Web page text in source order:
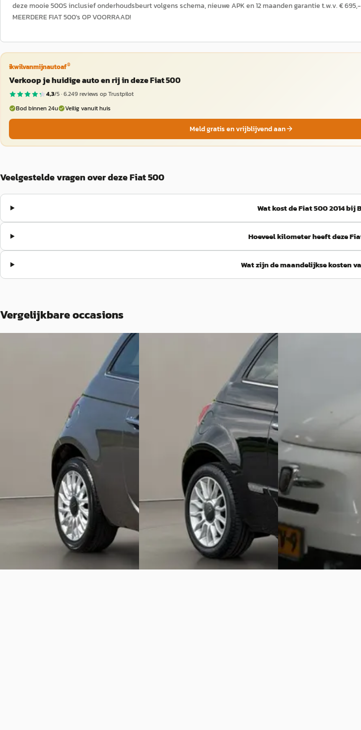
deze mooie 500S inclusief onderhoudsbeurt volgens schema, nieuwe APK en 12 maanden garantie t.w.v. € 695,-
MEERDERE FIAT 500's OP VOORRAAD!
ikwilvanmijnautoaf®
Verkoop je huidige auto en rij in deze Fiat 500
4,3/5 ·6.249reviews op Trustpilot
Bod binnen 24u
Veilig vanuit huis
Meld gratis en vrijblijvend aan
Veelgestelde vragen over deze Fiat 500
Wat kost de Fiat 500 2014 bij
Hoeveel kilometer heeft deze
Wat zijn de maandelijkse kosten
Vergelijkbare occasions
2018 · 88.703 km · Benzine ·
Handgeschakeld
L. Manders Auto's· Well 4,6
Bekijk aanbieding →
2019 · 75.955 km · Benzine ·
Handgeschakeld
L. Manders Auto's· Well 4,6(216
Bekijk aanbieding →
Vergelijk
Scherp geprijsd
2008 · 93.984 km ·
Handgeschakeld
Autocentrum Gennep
Bekijk aanbieding →